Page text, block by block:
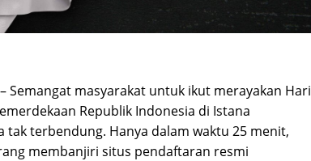
– Semangat masyarakat untuk ikut merayakan Hari
Republik Indonesia di Istana
tak terbendung. Hanya dalam waktu 25 menit,
membanjiri situs pendaftaran resmi